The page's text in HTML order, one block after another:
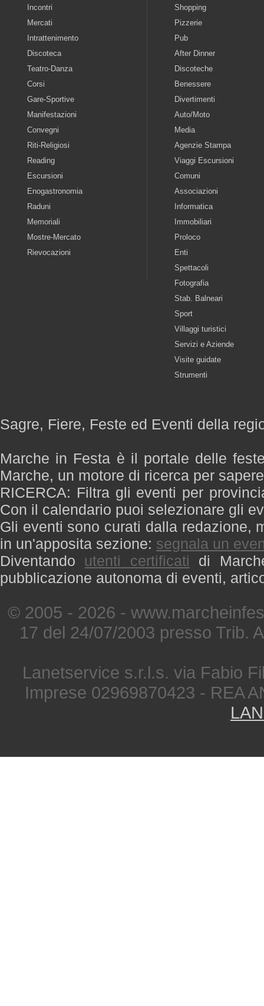
Incontri
Mercati
Intrattenimento
Discoteca
Teatro-Danza
Corsi
Gare-Sportive
Manifestazioni
Convegni
Riti-Religiosi
Reading
Escursioni
Enogastronomia
Raduni
Memoriali
Mostre-Mercato
Rievocazioni
Shopping
Pizzerie
Pub
After Dinner
Discoteche
Benessere
Divertimenti
Auto/Moto
Media
Agenzie Stampa
Viaggi Escursioni
Comuni
Associazioni
Informatica
Immobiliari
Proloco
Enti
Spettacoli
Fotografia
Stab. Balneari
Sport
Villaggi turistici
Servizi e Aziende
Visite guidate
Strumenti
Sagre, Fiere, Feste ed Eventi della
Marche in Festa è il portale delle
Marche, un motore di ricerca per
RICERCA: Filtra gli eventi per
Con il calendario puoi selezionare gli
Gli eventi sono curati dalla redazione,
in un'apposita sezione: segnala un
Diventando utenti certificati di
pubblicazione autonoma di eventi,
© 2005 - 2026 -
17 del 24/07/2003 presso Trib.
Lanetservice s.r.l.s. via Fabio
Imprese 02969870423 - REA